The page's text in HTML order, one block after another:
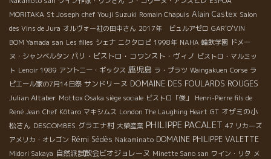
MORITAKA St Joseph chef Youji Suzuki Romain Chapuis Alain Castex Salon
des Vins de Jura オルヴォー社の田中さん 2017年 ビュルアゼロ GAR'O'VIN
BOM Yamada san Les filles シェナ ニクタロピ 1998年 NAHA 輪飲学園 ドメー
ヌ・シャンベルタン パリ・ビストロ・コワンスト・ヴィノ ビストロ・マルミッ
ト Lenoir 1989 アントニー・ギックス 鹿児島 ラ・プラツ Waingakuen Corse ラ
ピエール家の7月14日祭 サンドリーヌ DOMAINE DES FOULARDS ROUGES
Julian Altaber Mottox Osaka siège sociale ビストロ「俊」
Henri-Pierre fils de
René Jean Chef Kôtaro マキシムス London The Laughing Heart GT オザミの小
松さん DESCOMBES グラエナ村 大榮産業 PHILIPPE PACALET 47 リカーズ
アメリカ・オレゴン Rémi Sédès Nakaminato DOMAINE PHILIPPE VALETTE
Midori Sakaya 自然派試飲会ビオジョレーヌ Minette Sano san ワイン・リタ メ